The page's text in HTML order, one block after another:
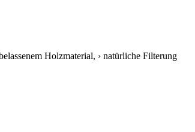
Holzmaterial, › natürliche Filterung